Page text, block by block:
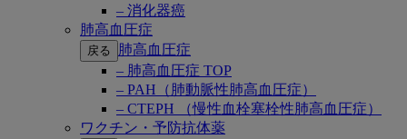
– 消化器癌
肺高血圧症
戻る
肺高血圧症
– 肺高血圧症 TOP
– PAH（肺動脈性肺高血圧症）
– CTEPH （慢性血栓塞栓性肺高血圧症）
ワクチン・予防抗体薬